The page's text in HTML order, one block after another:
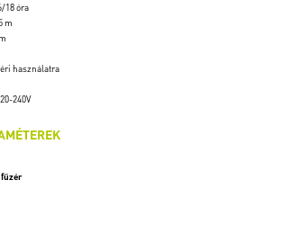
18 óra
m
használatra
240V
füzér